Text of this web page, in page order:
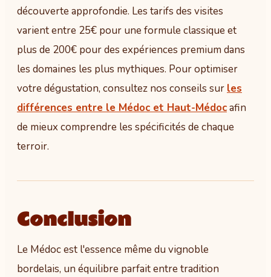
découverte approfondie. Les tarifs des visites
varient entre 25€ pour une formule classique et
plus de 200€ pour des expériences premium dans
les domaines les plus mythiques. Pour optimiser
votre dégustation, consultez nos conseils sur les
différences entre le Médoc et Haut-Médocafin
de mieux comprendre les spécificités de chaque
terroir.
Conclusion
Le Médoc est l'essence même du vignoble
bordelais, un équilibre parfait entre tradition